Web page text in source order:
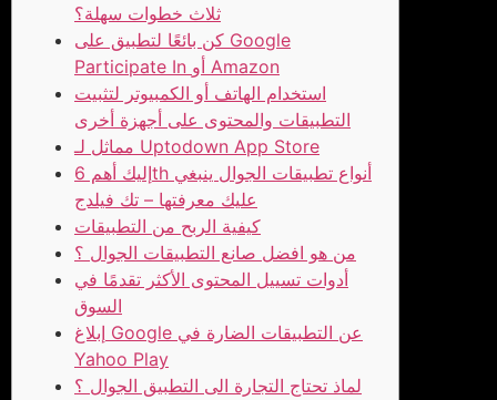
ثلاث خطوات سهلة؟
كن بائعًا لتطبيق على Google
Participate In أو Amazon
استخدام الهاتف أو الكمبيوتر لتثبيت
التطبيقات والمحتوى على أجهزة أخرى
مماثل لـ Uptodown App Store
إليك أهم 6th أنواع تطبيقات الجوال ينبغي
عليك معرفتها – تك فيلدج
كيفية الربح من التطبيقات
من هو افضل صانع التطبيقات الجوال ؟
أدوات تسييل المحتوى الأكثر تقدمًا في
السوق
إبلاغ Google عن التطبيقات الضارة في
Yahoo Play
لماذ تحتاج التجارة الى التطبيق الجوال ؟